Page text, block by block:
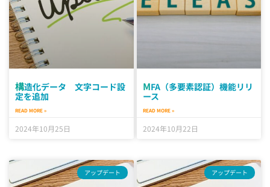
構造化データ 文字コード設
定を追加
READ MORE »
2024年10月25日
MFA（多要素認証）機能リリ
ース
READ MORE »
2024年10月22日
アップデート アップデート